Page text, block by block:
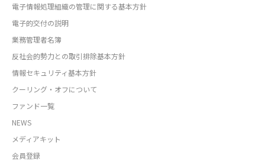
電子情報処理組織の管理に関する基本方針
電子的交付の説明
業務管理者名簿
反社会的勢力との取引排除基本方針
情報セキュリティ基本方針
クーリング・オフについて
ファンド一覧
NEWS
メディアキット
会員登録